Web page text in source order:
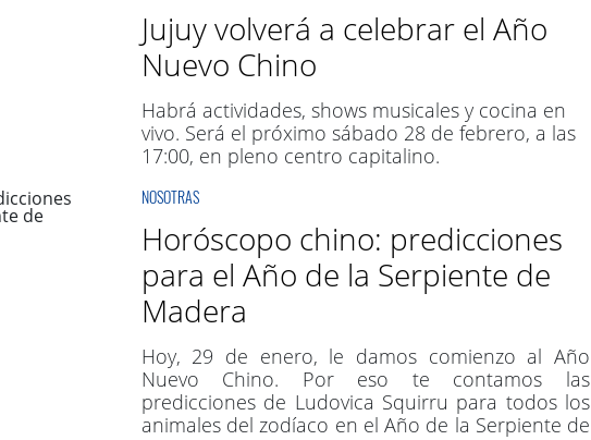
Jujuy volverá a celebrar el Año
Nuevo Chino
Habrá actividades, shows musicales y cocina en
vivo. Será el próximo sábado 28 de febrero, a las
17:00, en pleno centro capitalino.
NOSOTRAS
Horóscopo chino: predicciones
para el Año de la Serpiente de
Madera
Hoy, 29 de enero, le damos comienzo al Año
Nuevo Chino. Por eso te contamos las
predicciones de Ludovica Squirru para todos los
animales del zodíaco en el Año de la Serpiente de